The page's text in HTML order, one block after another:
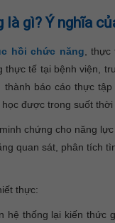
gì? Ý nghĩa
hồi chức năng ,
tế tại bệnh viện,
báo cáo thực
được trong suốt thời
chứng cho năng
quan sát, phân tích
thực:
hệ thống lại kiến thức